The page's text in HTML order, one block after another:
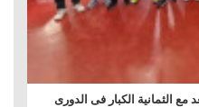
الثمانية الكبار فى الدورى